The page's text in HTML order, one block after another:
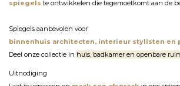
spiegels te ontwikkelen die tegemoetkomt aan de
Spiegels aanbevolen voor
binnenhuis architecten, interieur stylisten en
Deel onze collectie in huis, badkamer en openbare
Uitnodiging